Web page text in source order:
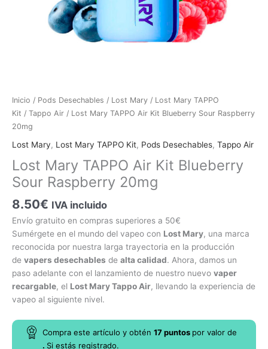
Inicio / Pods Desechables / Lost Mary / Lost Mary TAPPO
Kit / Tappo Air / Lost Mary TAPPO Air Kit Blueberry Sour Raspberry
20mg
Lost Mary, Lost Mary TAPPO Kit, Pods Desechables, Tappo Air
Lost Mary TAPPO Air Kit Blueberry
Sour Raspberry 20mg
8.50€ IVA incluido
Envío gratuito en compras superiores a 50€
Sumérgete en el mundo del vapeo con Lost Mary, una marca
reconocida por nuestra larga trayectoria en la producción
de vapers desechables de alta calidad. Ahora, damos un
paso adelante con el lanzamiento de nuestro nuevo vaper
recargable, el Lost Mary Tappo Air, llevando la experiencia de
vapeo al siguiente nivel.
Compra este artículo y obtén 17puntos por valor de
. Si estás registrado.
Lost
Mary
TAPPO
Air
Blueberry
Sour
20mg
cantidad